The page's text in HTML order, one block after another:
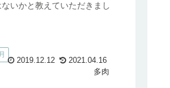
いかと教えていただきまし
2019.12.12
2021.04.16
多肉